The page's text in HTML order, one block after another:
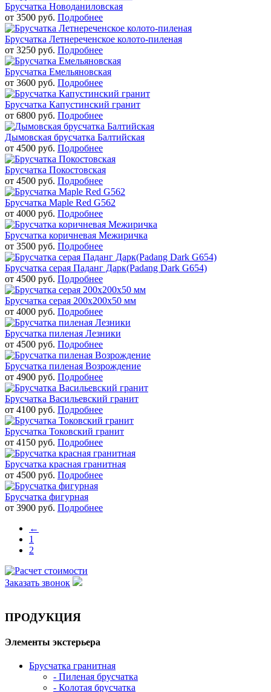
Брусчатка Новоданиловская
от 3500 руб. Подробнее
Брусчатка Летнереченское колото-пиленая
от 3250 руб. Подробнее
Брусчатка Емельяновская
от 3600 руб. Подробнее
Брусчатка Капустинский гранит
от 6800 руб. Подробнее
Дымовская брусчатка Балтийская
от 4500 руб. Подробнее
Брусчатка Покостовская
от 4500 руб. Подробнее
Брусчатка Maple Red G562
от 4000 руб. Подробнее
Брусчатка коричневая Межиричка
от 3500 руб. Подробнее
Брусчатка серая Паданг Дарк(Padang Dark G654)
от 4500 руб. Подробнее
Брусчатка серая 200х200х50 мм
от 4000 руб. Подробнее
Брусчатка пиленая Лезники
от 4500 руб. Подробнее
Брусчатка пиленая Возрождение
от 4900 руб. Подробнее
Брусчатка Васильевский гранит
от 4100 руб. Подробнее
Брусчатка Токовский гранит
от 4150 руб. Подробнее
Брусчатка красная гранитная
от 4500 руб. Подробнее
Брусчатка фигурная
от 3900 руб. Подробнее
←
1
2
Заказать звонок
ПРОДУКЦИЯ
Элементы экстерьера
Брусчатка гранитная
- Пиленая брусчатка
- Колотая брусчатка